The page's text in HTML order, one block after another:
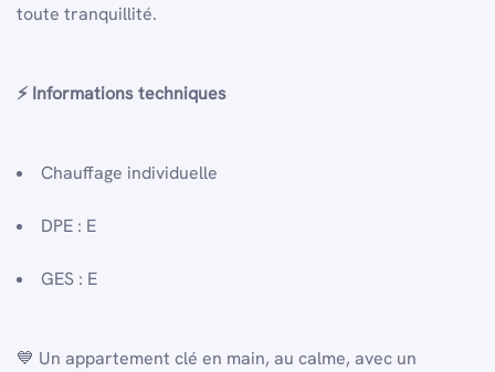
toute tranquillité.
⚡ Informations techniques
Chauffage individuelle
DPE : E
GES : E
💙 Un appartement clé en main, au calme, avec un